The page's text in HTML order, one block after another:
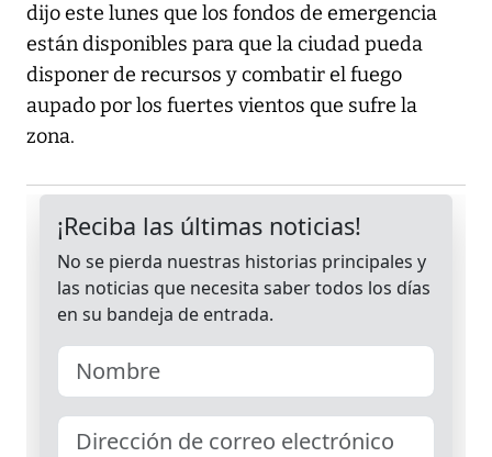
dijo este lunes que los fondos de emergencia
están disponibles para que la ciudad pueda
disponer de recursos y combatir el fuego
aupado por los fuertes vientos que sufre la
zona.